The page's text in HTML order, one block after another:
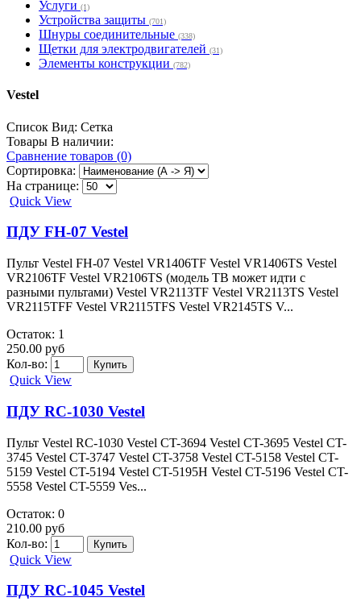
Услуги (1)
Устройства защиты (701)
Шнуры соединительные (338)
Щетки для электродвигателей (31)
Элементы конструкции (782)
Vestel
Список Вид: Сетка
Товары В наличии:
Сравнение товаров (0)
Сортировка:
На странице:
Quick View
ПДУ FH-07 Vestel
Пульт Vestel FH-07 Vestel VR1406TF Vestel VR1406TS Vestel
VR2106TF Vestel VR2106TS (модель ТВ может идти с
разными пультами) Vestel VR2113TF Vestel VR2113TS Vestel
VR2115TFF Vestel VR2115TFS Vestel VR2145TS V...
Остаток: 1
250.00 руб
Кол-во:
Quick View
ПДУ RC-1030 Vestel
Пульт Vestel RC-1030 Vestel CT-3694 Vestel CT-3695 Vestel CT-
3745 Vestel CT-3747 Vestel CT-3758 Vestel CT-5158 Vestel CT-
5159 Vestel CT-5194 Vestel CT-5195H Vestel CT-5196 Vestel CT-
5558 Vestel CT-5559 Ves...
Остаток: 0
210.00 руб
Кол-во:
Quick View
ПДУ RC-1045 Vestel